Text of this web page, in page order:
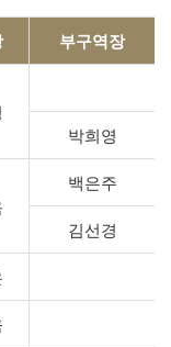
부구역장
박희영
백은주
김선경